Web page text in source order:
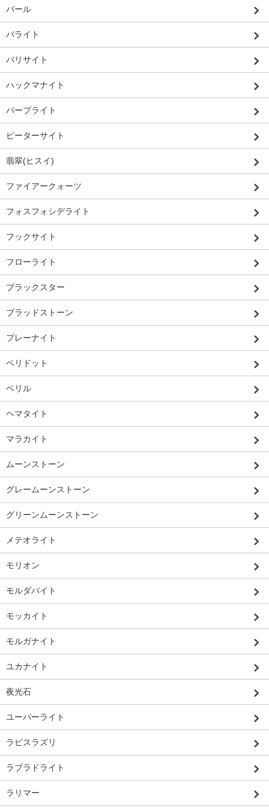
パール
バライト
バリサイト
ハックマナイト
パープライト
ピーターサイト
翡翠(ヒスイ)
ファイアークォーツ
フォスフォシデライト
フックサイト
フローライト
ブラックスター
ブラッドストーン
プレーナイト
ペリドット
ベリル
ヘマタイト
マラカイト
ムーンストーン
グレームーンストーン
グリーンムーンストーン
メテオライト
モリオン
モルダバイト
モッカイト
モルガナイト
ユカナイト
夜光石
ユーパーライト
ラピスラズリ
ラブラドライト
ラリマー